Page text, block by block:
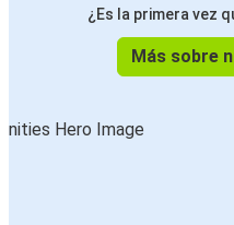
¿Es la primera vez
Más sobre